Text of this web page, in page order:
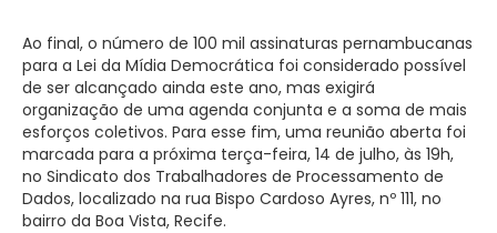
Ao final, o número de 100 mil assinaturas pernambucanas
para a Lei da Mídia Democrática foi considerado possível
de ser alcançado ainda este ano, mas exigirá
organização de uma agenda conjunta e a soma de mais
esforços coletivos. Para esse fim, uma reunião aberta foi
marcada para a próxima terça-feira, 14 de julho, às 19h,
no Sindicato dos Trabalhadores de Processamento de
Dados, localizado na rua Bispo Cardoso Ayres, nº 111, no
bairro da Boa Vista, Recife.